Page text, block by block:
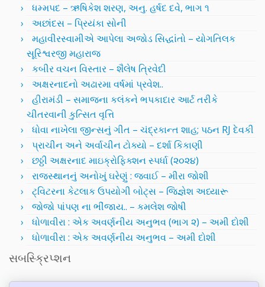
ધમ્મપદ – ઋષિકેશ શરણ, અનુ. હર્ષદ દવે, ભાગ ૧
અછાંદસ – પ્રિયંકા સોની
મહાવીરસ્વામીએ આપેલા અજોડ સિદ્ધાંતો – યોગતિલક
સૂરિશ્વરજી મહારાજ
કબીર વચન વિસ્તાર – શૈલેષ ત્રિવેદી
અક્ષરનાદનો અઢારમા વર્ષમાં પ્રવેશ..
હીરામંડી – સમાજના કલંકને ભપકાદાર આર્ટ તરીકે
ચીતરવાની કુત્સિત વૃત્તિ
ધોવા નાખેલા જીન્સનું ગીત – ચંદ્રકાન્ત શાહ; પઠન RJ દેવકી
પ્રાચીન અને અર્વાચીન ટોક્યો – દર્શા કિકાણી
છઠ્ઠી અક્ષરનાદ માઇક્રોફિક્શન સ્પર્ધા (૨૦૨૪)
રાજસ્થાનનું અનોખું ઘરેણું : જવાઈ – મીરા જોશી
ટ્વિટરના કેટલાક ઉપયોગી બોટ્સ – જિજ્ઞેશ અધ્યારૂ
જોજો પાંપણ ના ભીંજાય.. – કમલેશ જોષી
ધોળાવીરા : એક અવર્ણનીય અનુભવ (ભાગ ૨) – અમી દોશી
ધોળાવીરા : એક અવર્ણનીય અનુભવ – અમી દોશી
સબસ્ક્રિપ્શન